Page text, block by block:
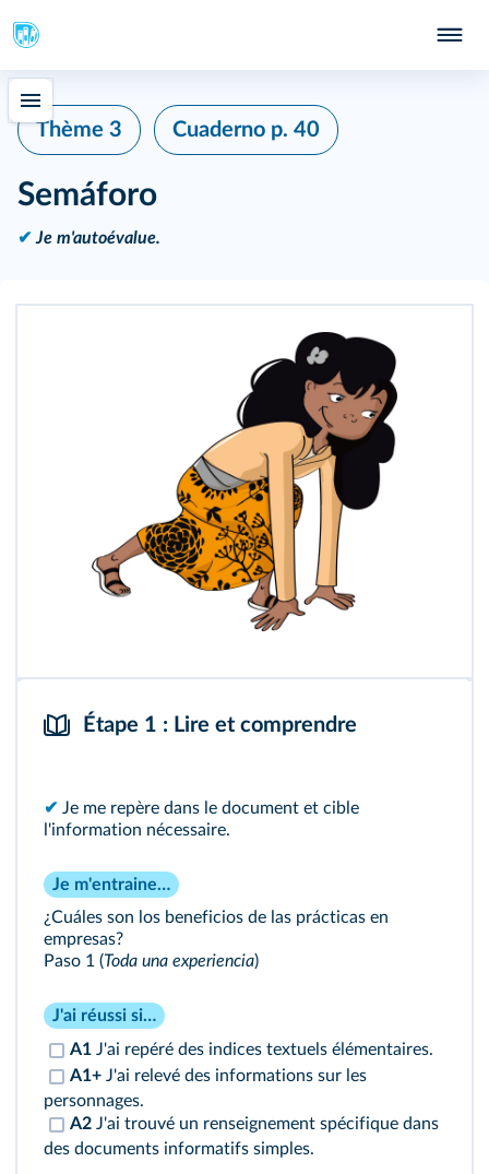
Thème 3 Cuaderno p. 40
Semáforo
✔ Je m'autoévalue.
Étape 1 : Lire et comprendre
✔ Je me repère dans le document et cible
l'information nécessaire.
Je m'entraine…
¿Cuáles son los beneficios de las prácticas en
empresas?
Paso 1 (Toda una experiencia)
J'ai réussi si…
A1 J'ai repéré des indices textuels élémentaires.
A1+ J'ai relevé des informations sur les
personnages.
A2 J'ai trouvé un renseignement spécifique dans
des documents informatifs simples.